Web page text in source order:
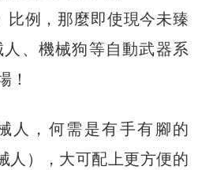
比例，那麼即使現今未臻
、機械狗等自動武器系
！
人，何需是有手有腳的
人），大可配上更方便的